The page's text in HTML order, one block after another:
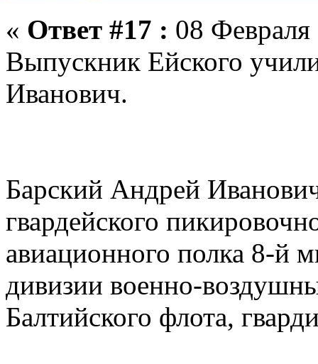
« Ответ #17 : 08
Выпускник Ейского
Иванович.
Барский Андрей
гвардейского
авиационного полка 8-й
дивизии военно-
Балтийского флота,